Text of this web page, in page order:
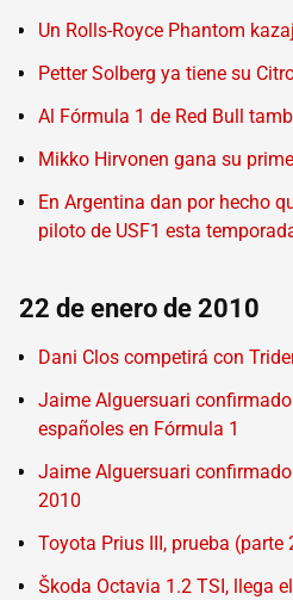
Un Rolls-Royce Phantom
Petter Solberg ya tiene su
Al Fórmula 1 de Red Bull
Mikko Hirvonen gana su
En Argentina dan por hecho
piloto de USF1 esta
22 de enero de 2010
Dani Clos competirá con
Jaime Alguersuari
españoles en Fórmula 1
Jaime Alguersuari
2010
Toyota Prius III, prueba (parte
Škoda Octavia 1.2 TSI, llega